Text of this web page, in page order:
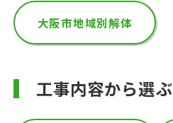
大阪市地域別解体
工事内容から選ぶ